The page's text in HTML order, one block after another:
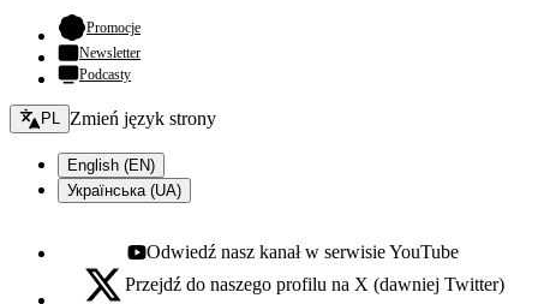
Promocje- otwiera się w nowej karcie
Newsletter
Podcasty
Zmień język - bieżący:
PL Zmień język strony
English (EN)
Українська (UA)
Youtube - otwiera się w nowej karcie
Odwiedź nasz kanał w serwisie YouTube
X - otwiera się w nowej karcie
Przejdź do naszego profilu na X (dawniej Twitter)